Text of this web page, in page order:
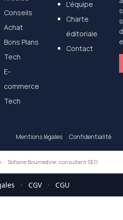
Conseils
Achat
Bons Plans
Tech
E-
commerce
Tech
L'équipe
Charte
éditoriale
Contact
Mentions légales Confidentialité
— Sofiane Boumedine, consultant SEO
· CGV · CGU